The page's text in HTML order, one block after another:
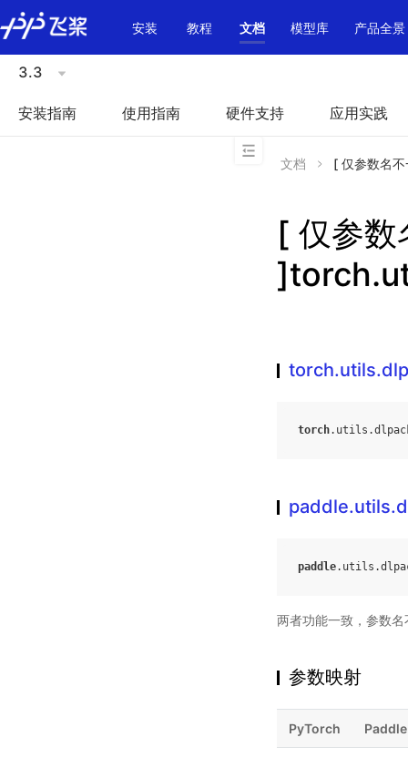
\u200E
安装
教程 文档 模型库 产品全景
3.3
安装指南 使用指南 硬件支持 应用实践
文档 [ 仅参数名
[ 仅参数
torch. utils .
paddle. utils .
两者功能一致，参数
参数映射
PyTorch